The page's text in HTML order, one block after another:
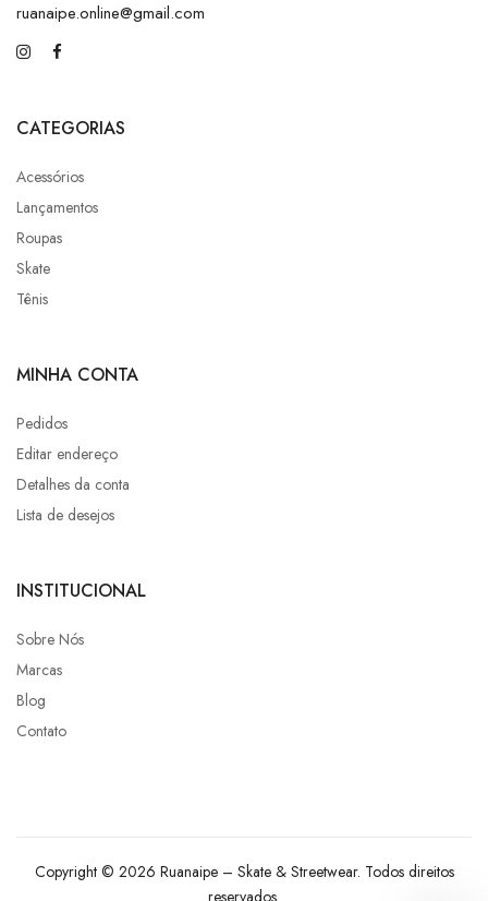
ruanaipe.online@gmail.com
CATEGORIAS
Acessórios
Lançamentos
Roupas
Skate
Tênis
MINHA CONTA
Pedidos
Editar endereço
Detalhes da conta
Lista de desejos
INSTITUCIONAL
Sobre Nós
Marcas
Blog
Contato
Copyright © 2026 Ruanaipe – Skate & Streetwear. Todos direitos